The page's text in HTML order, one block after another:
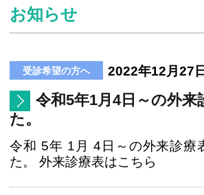
お知らせ
2022年12月27日
令和5年1月4日～の外
た。
令和 5年 1月 4日～の外来診療
た。 外来診療表はこちら